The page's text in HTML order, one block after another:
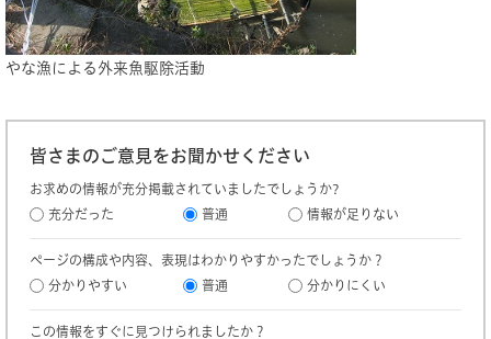
やな漁による外来魚駆除活動​
皆さまのご意見をお聞かせください
お求めの情報が充分掲載されていましたでしょうか?
充分だった
普通 情報が足りない
ページの構成や内容、表現はわかりやすかったでしょうか？
分かりやすい
普通 分かりにくい
この情報をすぐに見つけられましたか？